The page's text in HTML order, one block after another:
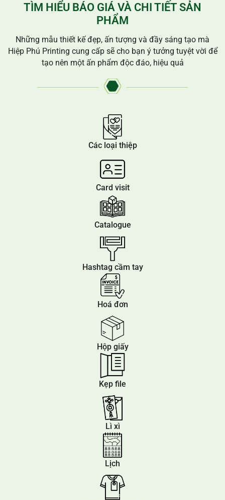
TÌM HIỂU BÁO GIÁ VÀ CHI TIẾT SẢN
PHẨM
Những mẫu thiết kế đẹp, ấn tượng và đầy sáng tạo mà
Hiệp Phú Printing cung cấp sẽ cho bạn ý tưởng tuyệt vời để
tạo nên một ấn phẩm độc đáo, hiệu quả
Các loại thiệp
Card visit
Catalogue
Hashtag cầm tay
Hoá đơn
Hộp giấy
Kẹp file
Lì xì
Lịch